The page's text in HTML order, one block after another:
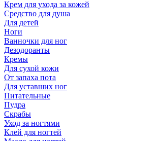
Крем для ухода за кожей
Средство для душа
Для детей
Ноги
Ванночки для ног
Дезодоранты
Кремы
Для сухой кожи
От запаха пота
Для уставших ног
Питательные
Пудра
Скрабы
Уход за ногтями
Клей для ногтей